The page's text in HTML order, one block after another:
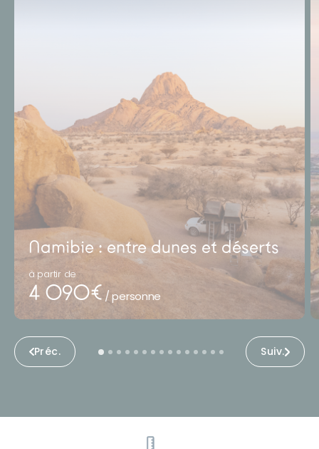
Préc. Suiv.
Namibie : entre dunes et déserts
à partir de
4 090€ / personne